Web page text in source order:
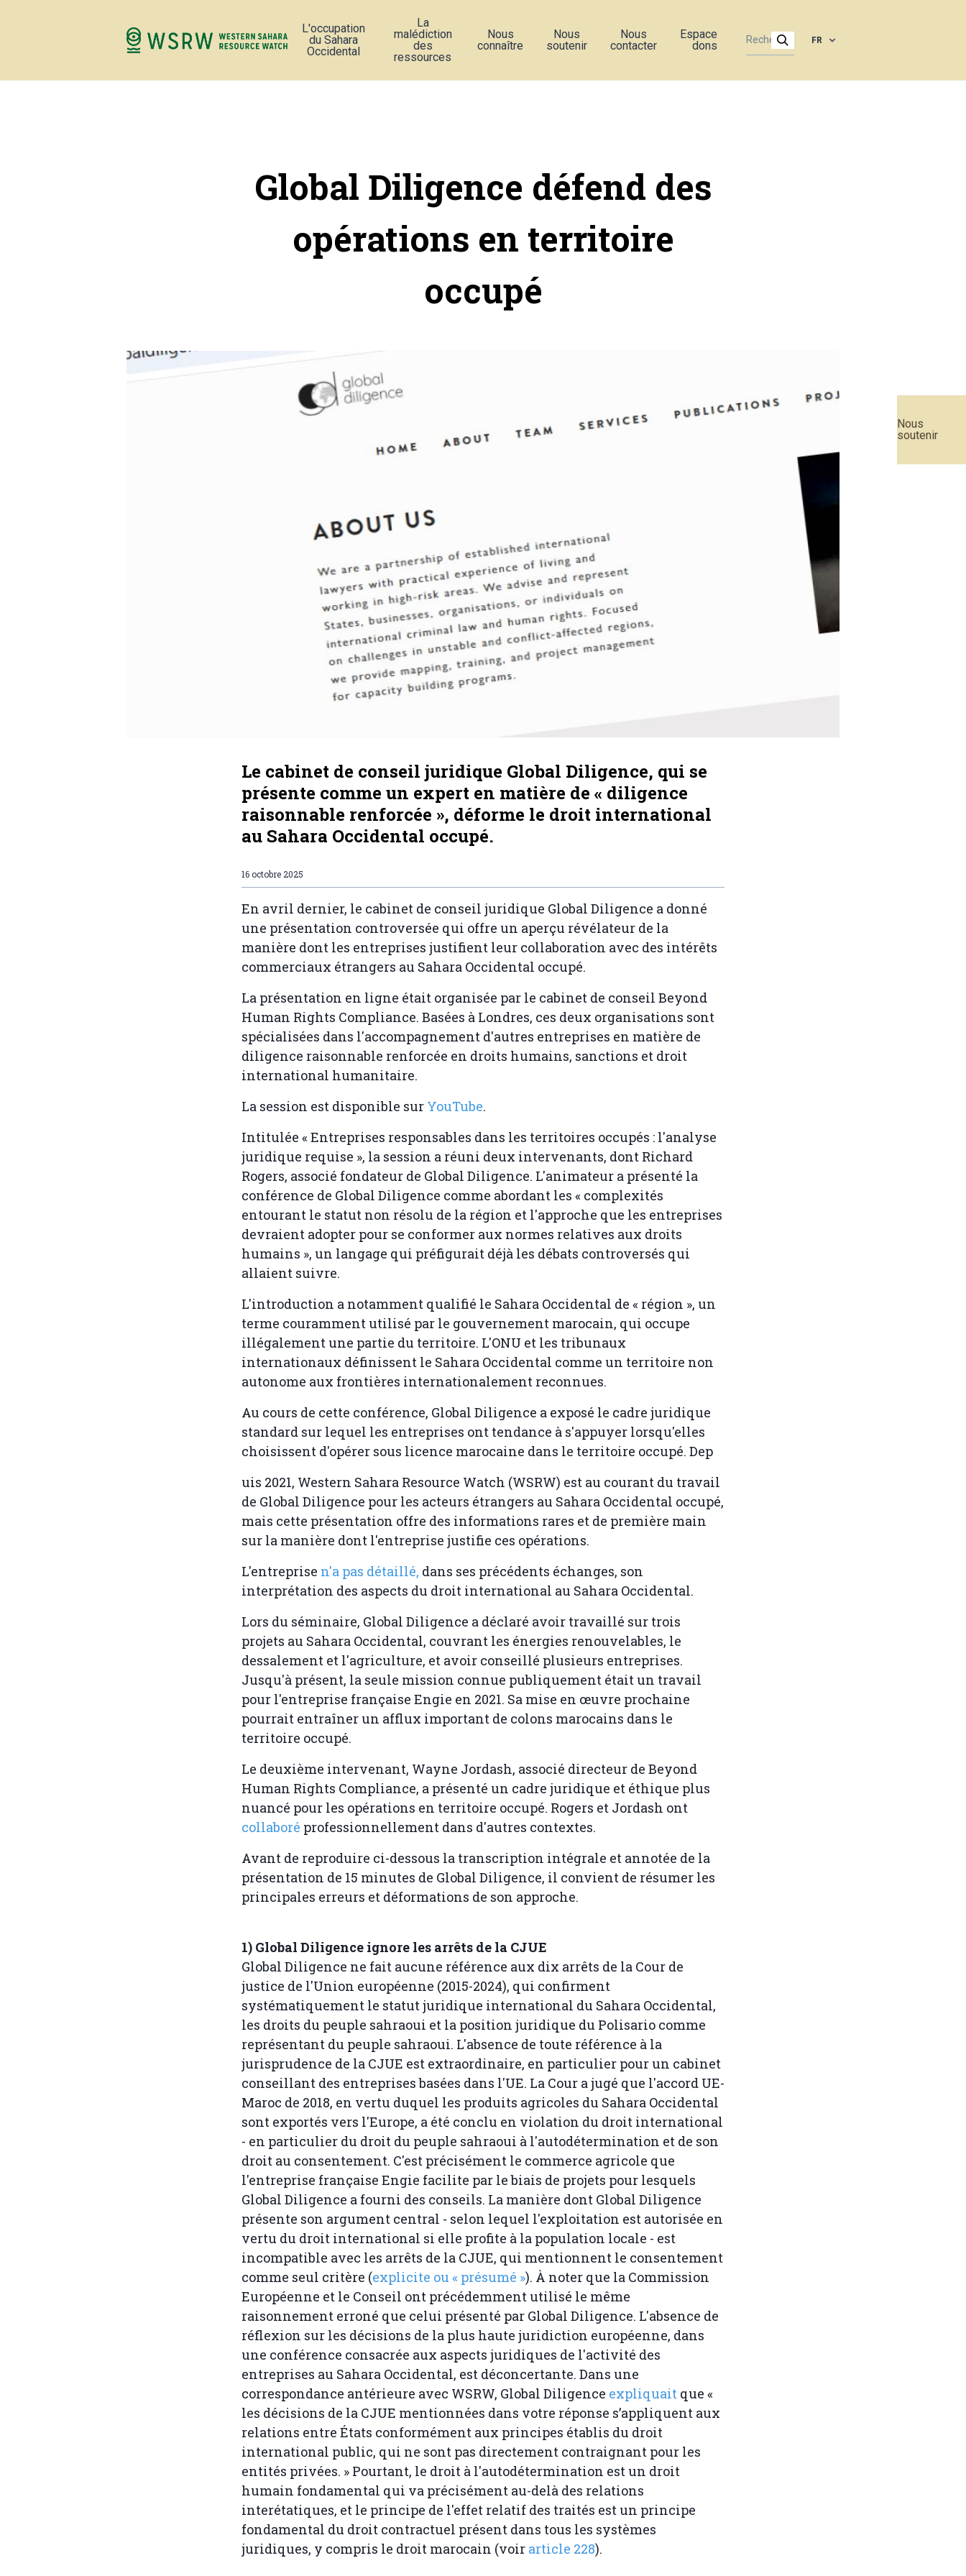
Nous
soutenir
L'occupation
du Sahara
Occidental
La
malédiction
des
ressources
Nous
connaître
Nous
soutenir
Nous
contacter
Espace
dons
FR
Global Diligence défend des
opérations en territoire
occupé
Le cabinet de conseil juridique Global Diligence, qui se
présente comme un expert en matière de « diligence
raisonnable renforcée », déforme le droit international
au Sahara Occidental occupé.
16 octobre 2025
En avril dernier, le cabinet de conseil juridique Global Diligence a donné
une présentation controversée qui offre un aperçu révélateur de la
manière dont les entreprises justifient leur collaboration avec des intérêts
commerciaux étrangers au Sahara Occidental occupé.
La présentation en ligne était organisée par le cabinet de conseil Beyond
Human Rights Compliance. Basées à Londres, ces deux organisations sont
spécialisées dans l'accompagnement d'autres entreprises en matière de
diligence raisonnable renforcée en droits humains, sanctions et droit
international humanitaire.
La session est disponible sur YouTube.
Intitulée « Entreprises responsables dans les territoires occupés : l'analyse
juridique requise », la session a réuni deux intervenants, dont Richard
Rogers, associé fondateur de Global Diligence. L'animateur a présenté la
conférence de Global Diligence comme abordant les « complexités
entourant le statut non résolu de la région et l'approche que les entreprises
devraient adopter pour se conformer aux normes relatives aux droits
humains », un langage qui préfigurait déjà les débats controversés qui
allaient suivre.
L'introduction a notamment qualifié le Sahara Occidental de « région », un
terme couramment utilisé par le gouvernement marocain, qui occupe
illégalement une partie du territoire. L'ONU et les tribunaux
internationaux définissent le Sahara Occidental comme un territoire non
autonome aux frontières internationalement reconnues.
Au cours de cette conférence, Global Diligence a exposé le cadre juridique
standard sur lequel les entreprises ont tendance à s'appuyer lorsqu'elles
choisissent d'opérer sous licence marocaine dans le territoire occupé. Dep
uis 2021, Western Sahara Resource Watch (WSRW) est au courant du travail
de Global Diligence pour les acteurs étrangers au Sahara Occidental occupé,
mais cette présentation offre des informations rares et de première main
sur la manière dont l'entreprise justifie ces opérations.
L'entreprise n'a pas détaillé, dans ses précédents échanges, son
interprétation des aspects du droit international au Sahara Occidental.
Lors du séminaire, Global Diligence a déclaré avoir travaillé sur trois
projets au Sahara Occidental, couvrant les énergies renouvelables, le
dessalement et l'agriculture, et avoir conseillé plusieurs entreprises.
Jusqu'à présent, la seule mission connue publiquement était un travail
pour l'entreprise française Engie en 2021. Sa mise en œuvre prochaine
pourrait entraîner un afflux important de colons marocains dans le
territoire occupé.
Le deuxième intervenant, Wayne Jordash, associé directeur de Beyond
Human Rights Compliance, a présenté un cadre juridique et éthique plus
nuancé pour les opérations en territoire occupé. Rogers et Jordash ont
collaboré professionnellement dans d'autres contextes.
Avant de reproduire ci-dessous la transcription intégrale et annotée de la
présentation de 15 minutes de Global Diligence, il convient de résumer les
principales erreurs et déformations de son approche.
1) Global Diligence ignore les arrêts de la CJUE
Global Diligence ne fait aucune référence aux dix arrêts de la Cour de
justice de l'Union européenne (2015-2024), qui confirment
systématiquement le statut juridique international du Sahara Occidental,
les droits du peuple sahraoui et la position juridique du Polisario comme
représentant du peuple sahraoui. L'absence de toute référence à la
jurisprudence de la CJUE est extraordinaire, en particulier pour un cabinet
conseillant des entreprises basées dans l'UE. La Cour a jugé que l'accord UE-
Maroc de 2018, en vertu duquel les produits agricoles du Sahara Occidental
sont exportés vers l'Europe, a été conclu en violation du droit international
- en particulier du droit du peuple sahraoui à l'autodétermination et de son
droit au consentement. C'est précisément le commerce agricole que
l'entreprise française Engie facilite par le biais de projets pour lesquels
Global Diligence a fourni des conseils. La manière dont Global Diligence
présente son argument central - selon lequel l'exploitation est autorisée en
vertu du droit international si elle profite à la population locale - est
incompatible avec les arrêts de la CJUE, qui mentionnent le consentement
comme seul critère (explicite ou « présumé »). À noter que la Commission
Européenne et le Conseil ont précédemment utilisé le même
raisonnement erroné que celui présenté par Global Diligence. L'absence de
réflexion sur les décisions de la plus haute juridiction européenne, dans
une conférence consacrée aux aspects juridiques de l'activité des
entreprises au Sahara Occidental, est déconcertante. Dans une
correspondance antérieure avec WSRW, Global Diligence expliquait que «
les décisions de la CJUE mentionnées dans votre réponse s’appliquent aux
relations entre États conformément aux principes établis du droit
international public, qui ne sont pas directement contraignant pour les
entités privées. » Pourtant, le droit à l'autodétermination est un droit
humain fondamental qui va précisément au-delà des relations
interétatiques, et le principe de l'effet relatif des traités est un principe
fondamental du droit contractuel présent dans tous les systèmes
juridiques, y compris le droit marocain (voir article 228).